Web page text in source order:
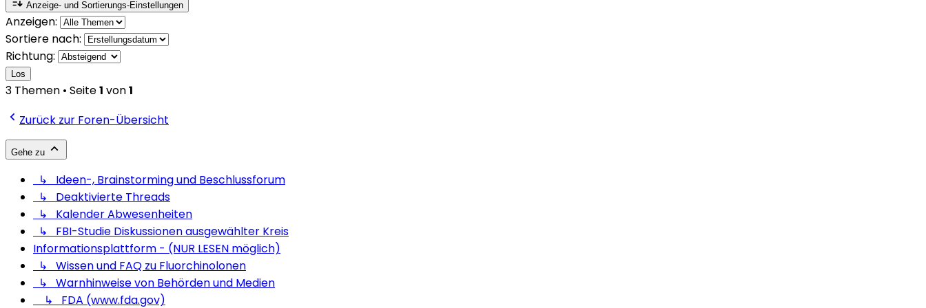
Anzeige- und Sortierungs-Einstellungen
Anzeigen:
Sortiere nach:
Richtung:
Los
3 Themen • Seite1 von1
Zurück zur Foren-Übersicht
Gehe zu
↳ Ideen-, Brainstorming und Beschlussforum
↳ Deaktivierte Threads
↳ Kalender Abwesenheiten
↳ FBI-Studie Diskussionen ausgewählter Kreis
Informationsplattform - (NUR LESEN möglich)
↳ Wissen und FAQ zu Fluorchinolonen
↳ Warnhinweise von Behörden und Medien
↳ FDA (www.fda.gov)